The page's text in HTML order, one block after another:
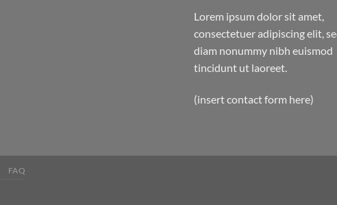
Lorem ipsum dolor sit amet,
consectetuer adipiscing elit,
diam nonummy nibh euismod
tincidunt ut laoreet.
(insert contact form here)
FAQ